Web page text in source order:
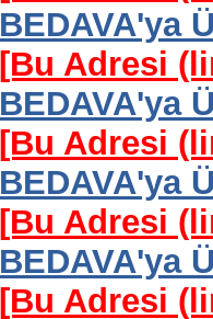
BEDAVA'ya
[Bu Adresi
BEDAVA'ya
[Bu Adresi
BEDAVA'ya
[Bu Adresi
BEDAVA'ya
[Bu Adresi